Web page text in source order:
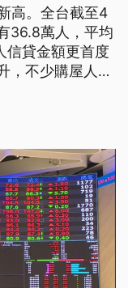
高。全台截至4
36.8萬人，平均
信貸金額更首度
，不少購屋人儘
操作槓桿，一旦